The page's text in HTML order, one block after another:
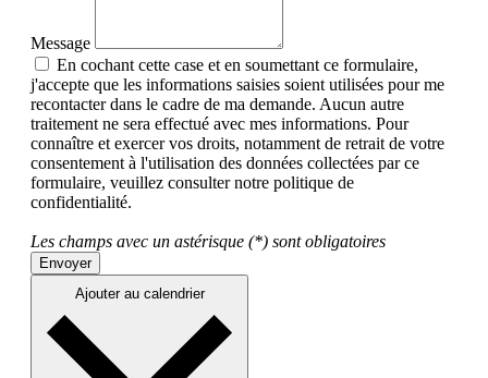
Message
En cochant cette case et en soumettant ce formulaire,
j'accepte que les informations saisies soient utilisées pour me
recontacter dans le cadre de ma demande. Aucun autre
traitement ne sera effectué avec mes informations. Pour
connaître et exercer vos droits, notamment de retrait de votre
consentement à l'utilisation des données collectées par ce
formulaire, veuillez consulter notre politique de
confidentialité.
Les champs avec un astérisque (*) sont obligatoires
Envoyer
Ajouter au calendrier